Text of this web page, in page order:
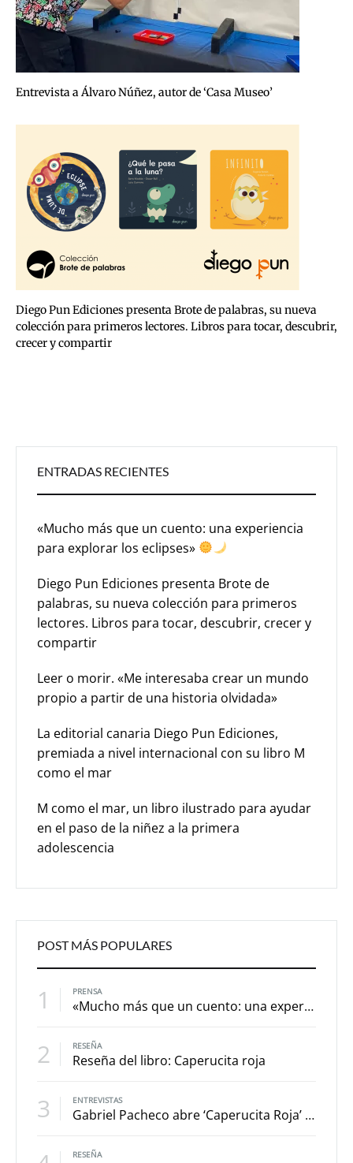
Entrevista a Álvaro Núñez, autor de ‘Casa Museo’
Diego Pun Ediciones presenta Brote de palabras, su nueva
colección para primeros lectores. Libros para tocar, descubrir,
crecer y compartir
ENTRADAS RECIENTES
«Mucho más que un cuento: una experiencia
para explorar los eclipses»
Diego Pun Ediciones presenta Brote de
palabras, su nueva colección para primeros
lectores. Libros para tocar, descubrir, crecer y
compartir
Leer o morir. «Me interesaba crear un mundo
propio a partir de una historia olvidada»
La editorial canaria Diego Pun Ediciones,
premiada a nivel internacional con su libro M
como el mar
M como el mar, un libro ilustrado para ayudar
en el paso de la niñez a la primera
adolescencia
POST MÁS POPULARES
1 PRENSA
«Mucho más que un cuento: una experiencia para explorar los eclipses»
2 RESEÑA
Reseña del libro: Caperucita roja
3 ENTREVISTAS
Gabriel Pacheco abre ‘Caperucita Roja’ a la reinterpretación a partir de los versos de sor Juana Inés de la Cruz
RESEÑA